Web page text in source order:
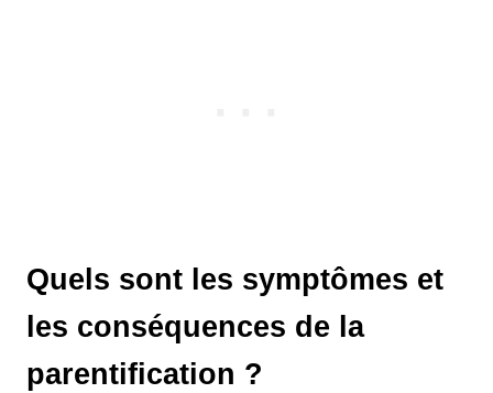
Quels sont les symptômes et
les conséquences de la
parentification ?